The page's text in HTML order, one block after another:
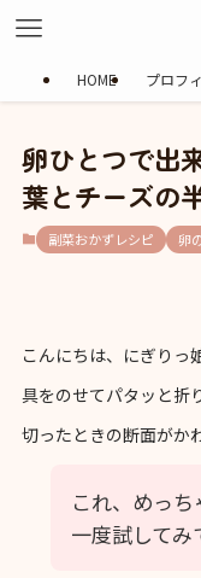
HOME プロフ
卵ひとつで出
葉とチーズの
副菜おかずレシピ 卵
こんにちは、にぎりっ
具をのせてパタッと折
切ったときの断面がか
これ、めっ
一度試してみ